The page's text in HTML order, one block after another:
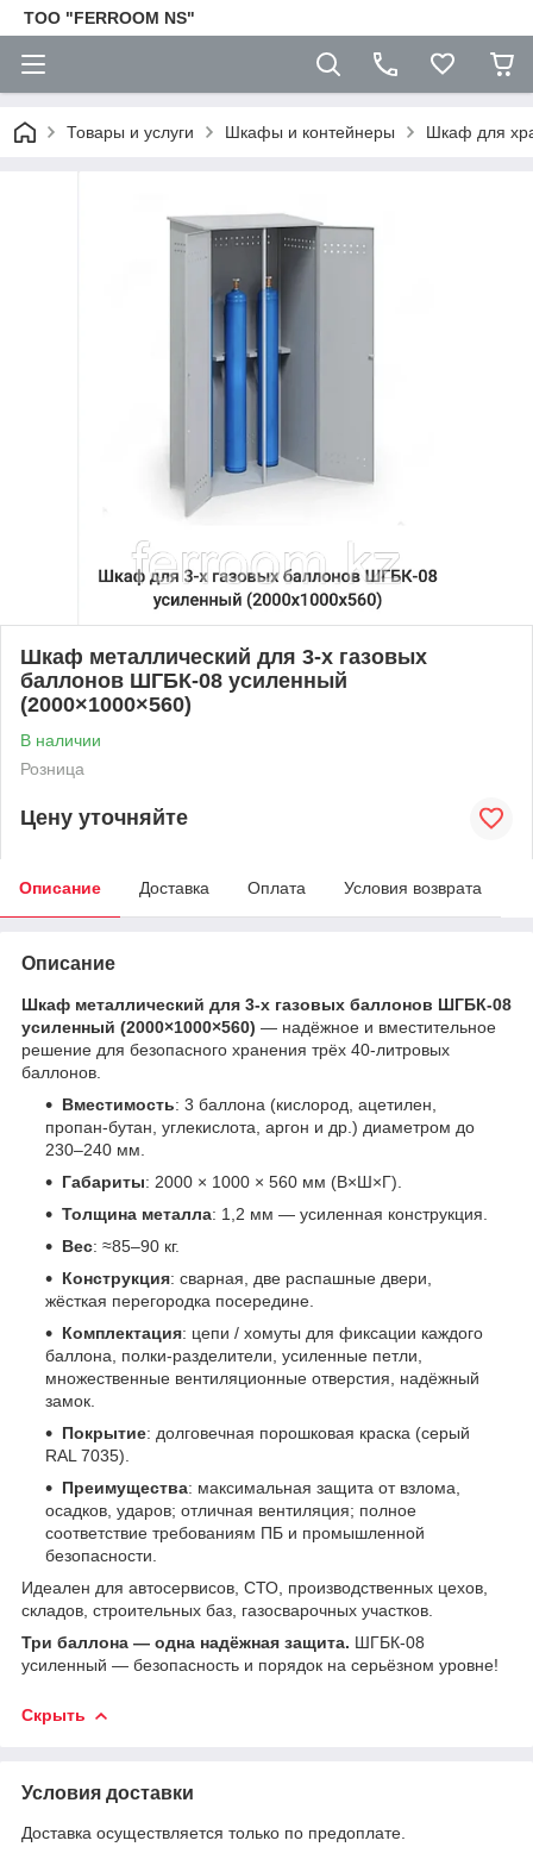
TOO "FERROOM NS"
Товары и услуги Шкафы и контейнеры Шкаф для
Шкаф металлический для 3-х газовых
баллонов ШГБК-08 усиленный
(2000×1000×560)
В наличии
Розница
Цену уточняйте
Описание Доставка Оплата Условия возврата
Описание
Шкаф металлический для 3-х газовых баллонов ШГБК-08
усиленный (2000×1000×560) — надёжное и вместительное
решение для безопасного хранения трёх 40-литровых
баллонов.
Вместимость: 3 баллона (кислород, ацетилен,
пропан-бутан, углекислота, аргон и др.) диаметром до
230–240 мм.
Габариты: 2000 × 1000 × 560 мм (В×Ш×Г).
Толщина металла: 1,2 мм — усиленная конструкция.
Вес: ≈85–90 кг.
Конструкция: сварная, две распашные двери,
жёсткая перегородка посередине.
Комплектация: цепи / хомуты для фиксации каждого
баллона, полки-разделители, усиленные петли,
множественные вентиляционные отверстия, надёжный
замок.
Покрытие: долговечная порошковая краска (серый
RAL 7035).
Преимущества: максимальная защита от взлома,
осадков, ударов; отличная вентиляция; полное
соответствие требованиям ПБ и промышленной
безопасности.
Идеален для автосервисов, СТО, производственных цехов,
складов, строительных баз, газосварочных участков.
Три баллона — одна надёжная защита. ШГБК-08
усиленный — безопасность и порядок на серьёзном уровне!
Скрыть
Условия доставки
Доставка осуществляется только по предоплате.